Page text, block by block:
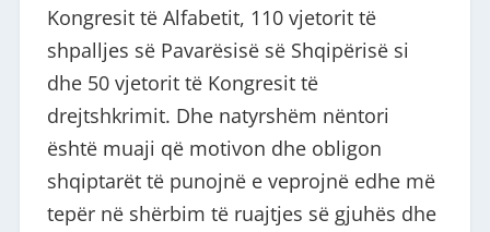
Kongresit të Alfabetit, 110 vjetorit të
shpalljes së Pavarësisë së Shqipërisë si
dhe 50 vjetorit të Kongresit të
drejtshkrimit. Dhe natyrshëm nëntori
është muaji që motivon dhe obligon
shqiptarët të punojnë e veprojnë edhe më
tepër në shërbim të ruajtjes së gjuhës dhe